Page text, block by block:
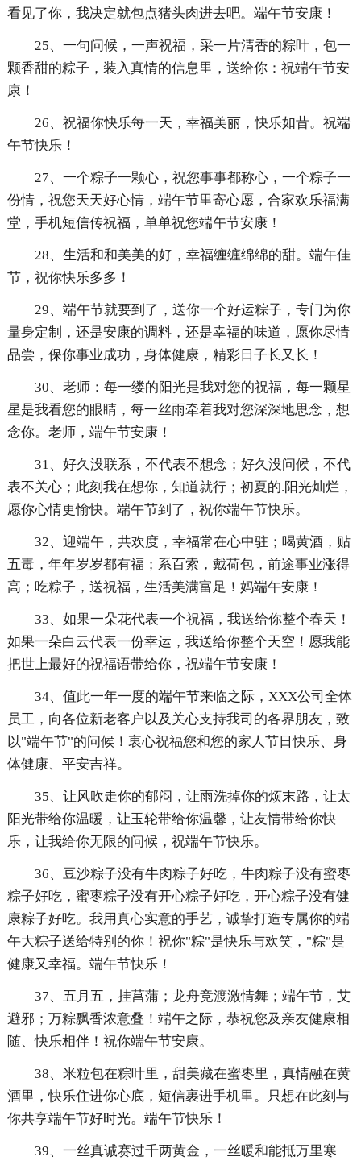
看见了你，我决定就包点猪头肉进去吧。端午节安康！
25、一句问候，一声祝福，采一片清香的粽叶，包一
颗香甜的粽子，装入真情的信息里，送给你：祝端午节安
康！
26、祝福你快乐每一天，幸福美丽，快乐如昔。祝端
午节快乐！
27、一个粽子一颗心，祝您事事都称心，一个粽子一
份情，祝您天天好心情，端午节里寄心愿，合家欢乐福满
堂，手机短信传祝福，单单祝您端午节安康！
28、生活和和美美的好，幸福缠缠绵绵的甜。端午佳
节，祝你快乐多多！
29、端午节就要到了，送你一个好运粽子，专门为你
量身定制，还是安康的调料，还是幸福的味道，愿你尽情
品尝，保你事业成功，身体健康，精彩日子长又长！
30、老师：每一缕的阳光是我对您的祝福，每一颗星
星是我看您的眼睛，每一丝雨牵着我对您深深地思念，想
念你。老师，端午节安康！
31、好久没联系，不代表不想念；好久没问候，不代
表不关心；此刻我在想你，知道就行；初夏的.阳光灿烂，
愿你心情更愉快。端午节到了，祝你端午节快乐。
32、迎端午，共欢度，幸福常在心中驻；喝黄酒，贴
五毒，年年岁岁都有福；系百索，戴荷包，前途事业涨得
高；吃粽子，送祝福，生活美满富足！妈端午安康！
33、如果一朵花代表一个祝福，我送给你整个春天！
如果一朵白云代表一份幸运，我送给你整个天空！愿我能
把世上最好的祝福语带给你，祝端午节安康！
34、值此一年一度的端午节来临之际，XXX公司全体
员工，向各位新老客户以及关心支持我司的各界朋友，致
以"端午节"的问候！衷心祝福您和您的家人节日快乐、身
体健康、平安吉祥。
35、让风吹走你的郁闷，让雨洗掉你的烦末路，让太
阳光带给你温暖，让玉轮带给你温馨，让友情带给你快
乐，让我给你无限的问候，祝端午节快乐。
36、豆沙粽子没有牛肉粽子好吃，牛肉粽子没有蜜枣
粽子好吃，蜜枣粽子没有开心粽子好吃，开心粽子没有健
康粽子好吃。我用真心实意的手艺，诚挚打造专属你的端
午大粽子送给特别的你！祝你"粽"是快乐与欢笑，"粽"是
健康又幸福。端午节快乐！
37、五月五，挂菖蒲；龙舟竞渡激情舞；端午节，艾
避邪；万粽飘香浓意叠！端午之际，恭祝您及亲友健康相
随、快乐相伴！祝你端午节安康。
38、米粒包在粽叶里，甜美藏在蜜枣里，真情融在黄
酒里，快乐住进你心底，短信裹进手机里。只想在此刻与
你共享端午节好时光。端午节快乐！
39、一丝真诚赛过千两黄金，一丝暖和能抵万里寒